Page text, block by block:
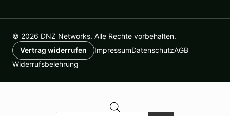
© 2026 DNZ Networks. Alle Rechte vorbehalten.
Vertrag widerrufen
ImpressumDatenschutzAGB
Widerrufsbelehrung